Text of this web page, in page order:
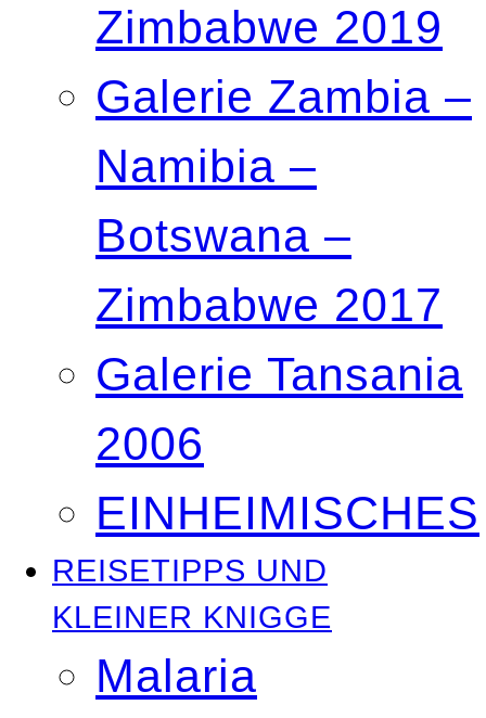
Zimbabwe 2019
Galerie Zambia –
Namibia –
Botswana –
Zimbabwe 2017
Galerie Tansania
2006
EINHEIMISCHES
REISETIPPS UND
KLEINER KNIGGE
Malaria